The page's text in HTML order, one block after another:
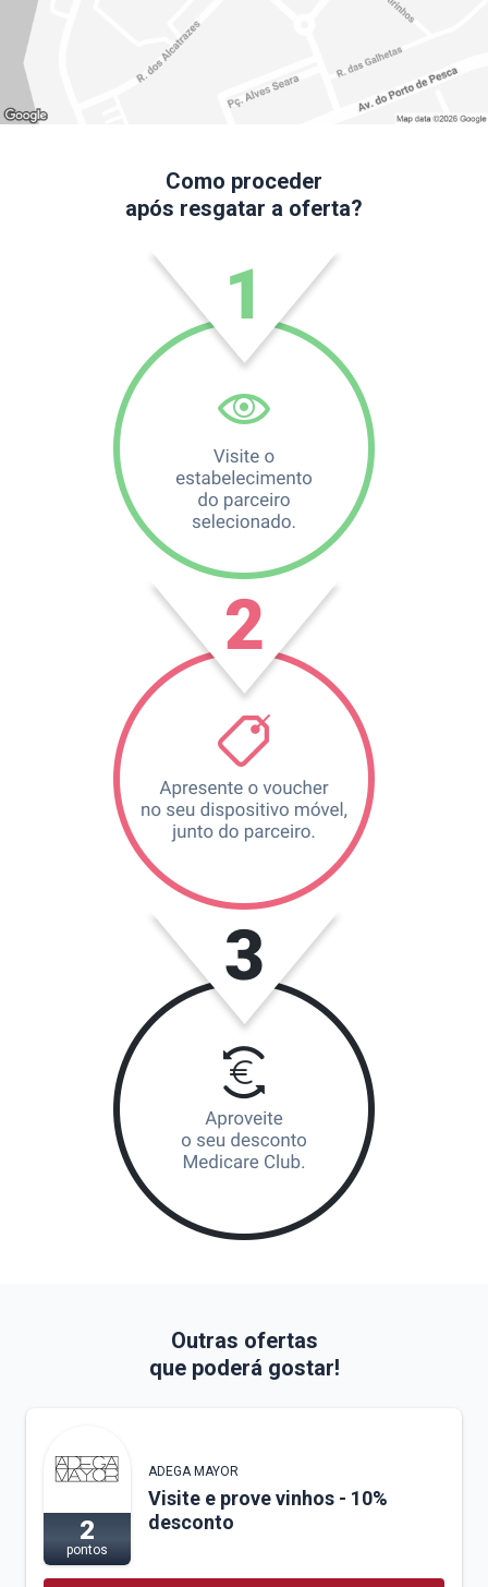
Como proceder
após resgatar a oferta?
Outras ofertas
que poderá gostar!
2
pontos
ADEGA MAYOR
Visite e prove vinhos - 10%
desconto